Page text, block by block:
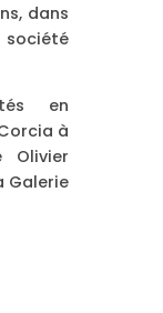
dans
société
en
à
Olivier
Galerie